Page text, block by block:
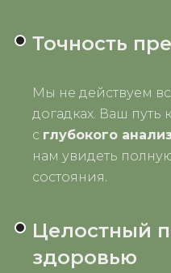
Точность
Мы не действуем
догадках. Ваш путь
с глубокого
нам увидеть
состояния.
Целостный
здоровью